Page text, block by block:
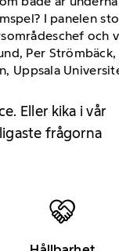
I panelen
och
Per
Uppsala
Eller kika i vår
frågorna